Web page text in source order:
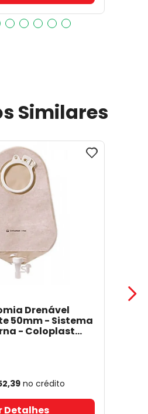
Similares
Drenável
50mm - Sistema
- Coloplast
,39 no crédito
Detalhes